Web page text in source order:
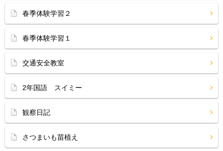
春季体験学習２
春季体験学習１
交通安全教室
2年国語 スイミー
観察日記
さつまいも苗植え